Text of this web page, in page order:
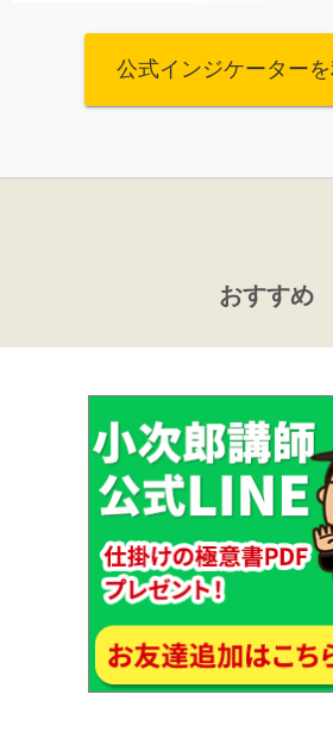
公式インジケーター
おすすめ